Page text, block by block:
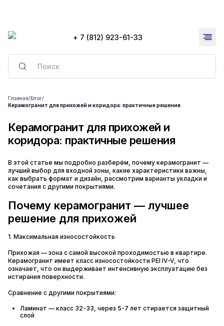
+ 7 (812) 923-61-33
Главная/Блог/
Керамогранит для прихожей и коридора: практичные решения
Керамогранит для прихожей и
коридора: практичные решения
В этой статье мы подробно разберём, почему керамогранит —
лучший выбор для входной зоны, какие характеристики важны,
как выбрать формат и дизайн, рассмотрим варианты укладки и
сочетания с другими покрытиями.
Почему керамогранит — лучшее
решение для прихожей
1. Максимальная износостойкость
Прихожая — зона с самой высокой проходимостью в квартире.
Керамогранит имеет класс износостойкости PEI IV-V, что
означает, что он выдерживает интенсивную эксплуатацию без
истирания поверхности.
Сравнение с другими покрытиями:
Ламинат — класс 32-33, через 5-7 лет стирается защитный
слой